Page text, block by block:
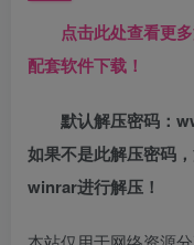
点击此处查看更多
配套软件下载！
默认解压密码：
如果不是此解压密码
winrar进行解压！